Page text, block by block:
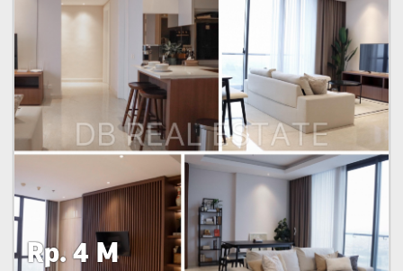
Rp. 4 M